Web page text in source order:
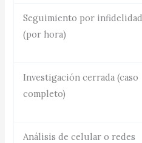
Seguimiento por infidelidad
(por hora)
Investigación cerrada (caso
completo)
Análisis de celular o redes